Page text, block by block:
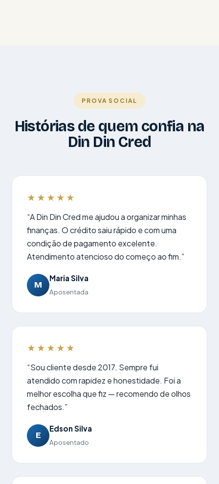
PROVA SOCIAL
Histórias de quem confia na
Din Din Cred
★★★★★
“A Din Din Cred me ajudou a organizar minhas
finanças. O crédito saiu rápido e com uma
condição de pagamento excelente.
Atendimento atencioso do começo ao fim.”
M
Maria Silva
Aposentada
★★★★★
“Sou cliente desde 2017. Sempre fui
atendido com rapidez e honestidade. Foi a
melhor escolha que fiz — recomendo de olhos
fechados.”
E
Edson Silva
Aposentado